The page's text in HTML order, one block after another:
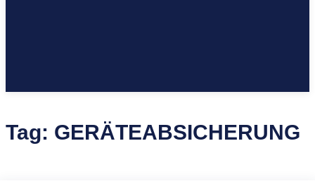
Tag: GERÄTEABSICHERUNG